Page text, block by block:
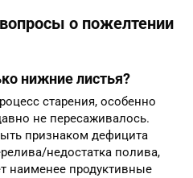
о пожелтении
нижние листья?
старения, особенно
не пересаживалось.
признаком дефицита
недостатка полива,
наименее продуктивные